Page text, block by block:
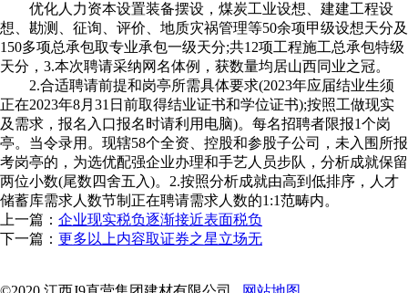
优化人力资本设置装备摆设，煤炭工业设想、建建工程设
想、勘测、征询、评价、地质灾祸管理等50余项甲级设想天分及
150多项总承包取专业承包一级天分;共12项工程施工总承包特级
天分，3.本次聘请采纳网名体例，获数量均居山西同业之冠。
2.合适聘请前提和岗亭所需具体要求(2023年应届结业生须
正在2023年8月31日前取得结业证书和学位证书);按照工做现实
及需求，报名入口报名时请利用电脑)。每名招聘者限报1个岗
亭。当令录用。现辖58个全资、控股和参股子公司，未入围所报
考岗亭的，为选优配强企业办理和手艺人员步队，分析成就保留
两位小数(尾数四舍五入)。2.按照分析成就由高到低排序，人才
储蓄库需求人数节制正在聘请需求人数的1:1范畴内。
上一篇： 企业现实税负逐渐接近表面税负
下一篇： 更多以上内容取证券之星立场无